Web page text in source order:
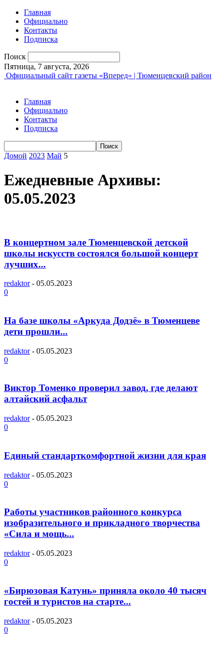
Главная
Официально
Контакты
Подписка
Поиск
Пятница, 7 августа, 2026
Официальный сайт газеты «Вперед» | Тюменцевский район
Главная
Официально
Контакты
Подписка
Домой 2023 Май 5
Ежедневные Архивы:
05.05.2023
В концертном зале Тюменцевской детской
школы искусств состоялся большой концерт
лучших...
redaktor - 05.05.2023
0
На базе школы «Аркуда Додзё» в Тюменцеве
дети прошли...
redaktor - 05.05.2023
0
Виктор Томенко проверил завод, где делают
алтайский асфальт
redaktor - 05.05.2023
0
Единый стандарткомфортной жизни для края
redaktor - 05.05.2023
0
Работы участников районного конкурса
изобразительного и прикладного творчества
«Сила и мощь...
redaktor - 05.05.2023
0
«Бирюзовая Катунь» приняла около 40 тысяч
гостей и туристов на старте...
redaktor - 05.05.2023
0